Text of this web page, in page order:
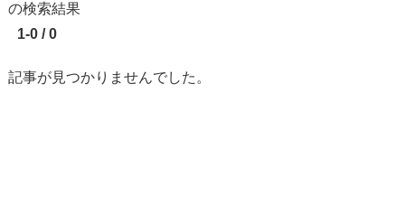
の検索結果
1-0 / 0
記事が見つかりませんでした。